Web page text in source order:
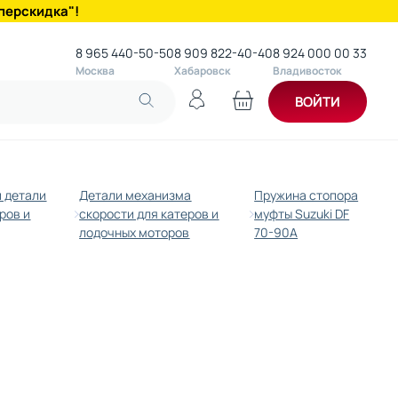
8 965 440-50-50
Москва
8 909 822-40-40
Хабаровск
8 924 000 00 33
Владивосток
ВОЙТИ
и
Детали механизма
скорости для катеров и
лодочных моторов
Пружина стопора
муфты Suzuki DF
70-90A